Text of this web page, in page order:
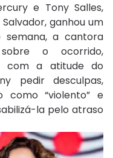
e Tony Salles,
ganhou um
semana, a cantora
o ocorrido,
com a atitude do
pedir desculpas,
como “violento” e
la pelo atraso